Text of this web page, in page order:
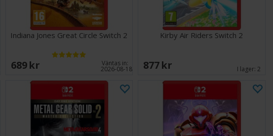
Indiana Jones Great Circle Switch 2
689 SEK Väntas in:
2026-08-18
Kirby Air Riders Switch 2
877 SEK I lager:2